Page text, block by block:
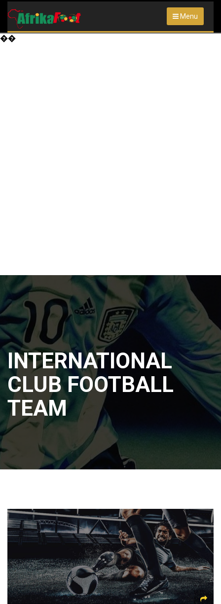
Menu
��
INTERNATIONAL
CLUB FOOTBALL
TEAM